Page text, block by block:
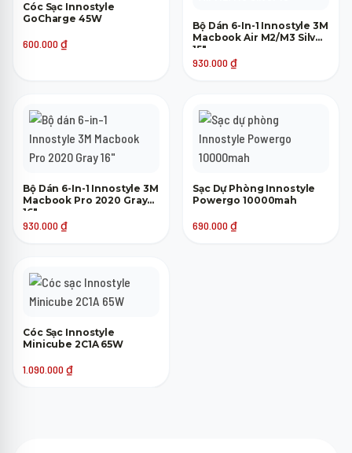
Cóc Sạc Innostyle
GoCharge 45W
600.000 ₫
Bộ Dán 6-In-1 Innostyle 3M
Macbook Air M2/M3 Silver
15"
930.000 ₫
Bộ Dán 6-In-1 Innostyle 3M
Macbook Pro 2020 Gray
16"
930.000 ₫
Sạc Dự Phòng Innostyle
Powergo 10000mah
690.000 ₫
Cóc Sạc Innostyle
Minicube 2C1A 65W
1.090.000 ₫